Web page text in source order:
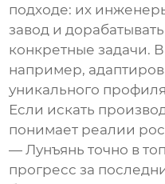
подходе: их
завод и
конкретные задачи.
например,
уникального
Если искать
понимает реалии
— Лунъянь точно в
прогресс за